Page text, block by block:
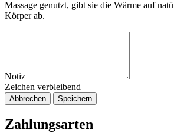
Massage genutzt, gibt sie die Wärme auf
Körper ab.
Notiz
Zeichen verbleibend
Abbrechen Speichern
Zahlungsarten